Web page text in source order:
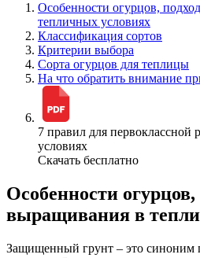
Особенности огурцов,
тепличных условиях
Классификация сортов
Критерии выбора
Сорта огурцов для теплицы
На что обратить внимание
7 правил для первоклассной
условиях
Скачать бесплатно
Особенности
выращивания в
Защищенный грунт – это синоним